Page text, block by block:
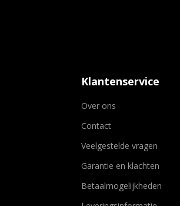
Klantenservice
Over ons
Contact
Veelgestelde vragen
Garantie en klachten
Betaalmogelijkheden